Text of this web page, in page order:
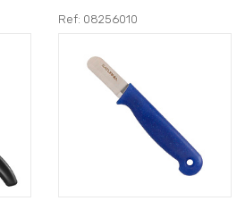
Ref: 08256010